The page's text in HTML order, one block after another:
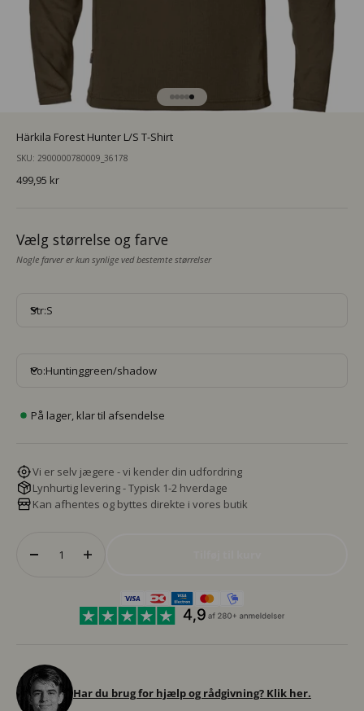
Gå til element 1
Gå til element 2
Gå til element 3
Gå til element 4
Gå til element 5
Härkila Forest Hunter L/S T-Shirt
SKU: 2900000780009_36178
Salgspris
499,95 kr
Vælg størrelse og farve
Nogle farver er kun synlige ved bestemte størrelser
Str:S
Co:Huntinggreen/shadow
På lager, klar til afsendelse
Vi er selv jægere - vi kender din udfordring
Lynhurtig levering - Typisk 1-2 hverdage
Kan afhentes og byttes direkte i vores butik
Har du brug for hjælp og rådgivning? Klik her.